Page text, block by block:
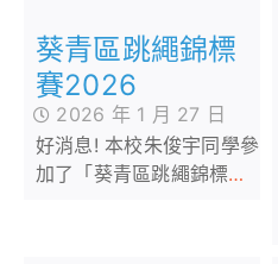
葵青區跳繩錦標
賽2026
2026 年 1 月 27 日
好消息! 本校朱俊宇同學參
加了「葵青區跳繩錦標賽